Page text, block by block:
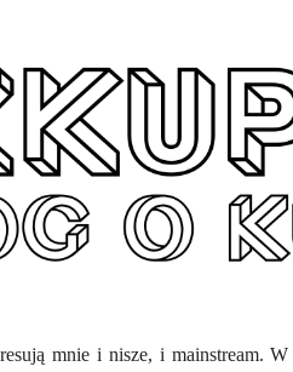
mnie i nisze, i mainstream.